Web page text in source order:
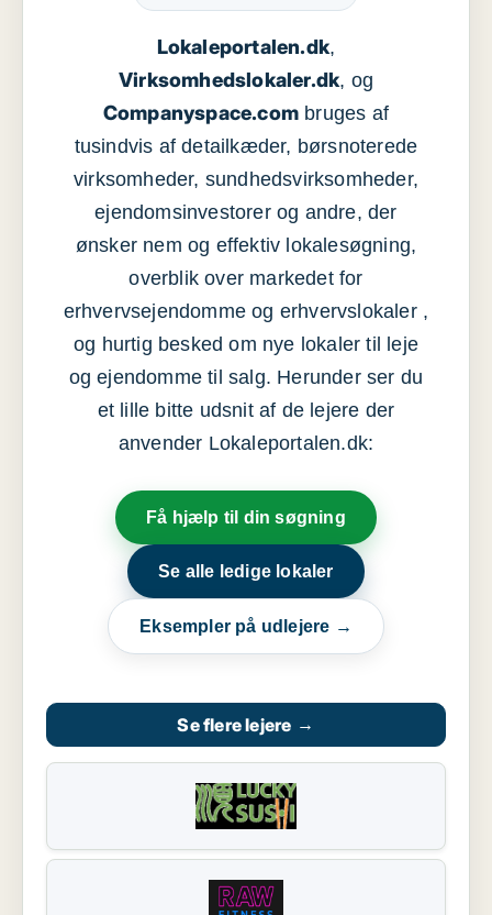
Lokaleportalen.dk,
Virksomhedslokaler.dk, og
Companyspace.com bruges af
tusindvis af detailkæder, børsnoterede
virksomheder, sundhedsvirksomheder,
ejendomsinvestorer og andre, der
ønsker nem og effektiv lokalesøgning,
overblik over markedet for
erhvervsejendomme og erhvervslokaler ,
og hurtig besked om nye lokaler til leje
og ejendomme til salg. Herunder ser du
et lille bitte udsnit af de lejere der
anvender Lokaleportalen.dk:
Få hjælp til din søgning
Se alle ledige lokaler
Eksempler på udlejere →
Se flere lejere →